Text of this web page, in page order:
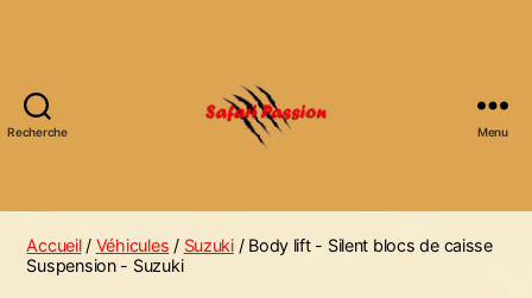
Recherche
a
Menu
Accueil/ Véhicules / Suzuki/ Body lift - Silent blocs de caisse
Suspension - Suzuki